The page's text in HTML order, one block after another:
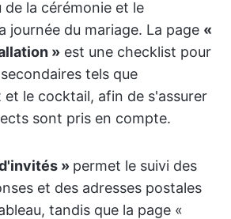
de la cérémonie et le
journée du mariage. La page «
» est une checklist pour
tels que
le cocktail, afin de s'assurer
sont pris en compte.
» permet le suivi des
et des adresses postales
tandis que la page «